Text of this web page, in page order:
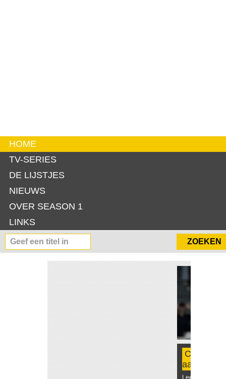
HOME
TV-SERIES
DE LIJSTJES
NIEUWS
OVER SEASON 1
LINKS
Cristiano Ronaldo waagt zich
aan fictiereeks
Lees meer